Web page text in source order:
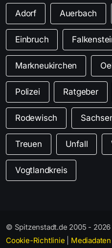
Adorf Auerbach
Einbruch
Markneukirchen
Polizei Ratgeber
Rodewisch
Treuen Unfall
Vogtlandkreis
© Spitzenstadt.de 2005 - 2026 |
Cookie-Richtlinie
Mediadaten